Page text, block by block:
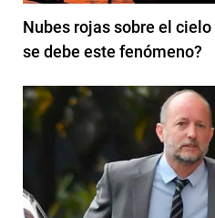
Nubes rojas sobre el
se debe este fenómeno?